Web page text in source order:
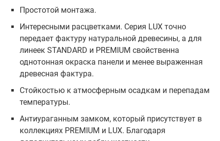
Простотой монтажа.
Интересными расцветками. Серия LUX точно
передает фактуру натуральной древесины, а для
линеек STANDARD и PREMIUM свойственна
однотонная окраска панели и менее выраженная
древесная фактура.
Стойкостью к атмосферным осадкам и перепадам
температуры.
Антиураганным замком, который присутствует в
коллекциях PREMIUM и LUX. Благодаря